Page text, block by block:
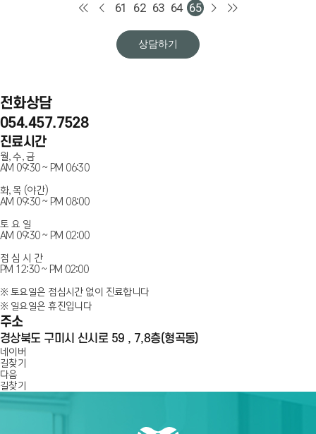
61 62 63 64 65
상담하기
전화상담
054.457.7528
진료시간
월, 수, 금
AM 09:30 ~ PM 06:30
화, 목 (야간)
AM 09:30 ~ PM 08:00
토 요 일
AM 09:30 ~ PM 02:00
점 심 시 간
PM 12:30 ~ PM 02:00
※ 토요일은 점심시간 없이 진료합니다
※ 일요일은 휴진입니다
주소
경상북도 구미시 신시로 59 , 7,8층(형곡동)
네이버
길찾기
다음
길찾기